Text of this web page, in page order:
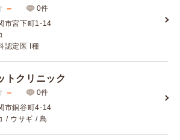
－
0件
市宮下町1-14
認定医 I種
トクリニック
－
0件
市銅谷町4-14
/ ウサギ / 鳥